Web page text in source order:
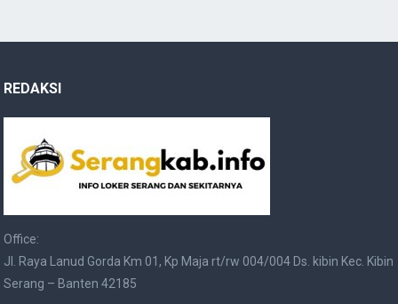
REDAKSI
Office:
Jl. Raya Lanud Gorda Km 01, Kp Maja rt/rw 004/004 Ds. kibin Kec. Kibin
Serang – Banten 42185